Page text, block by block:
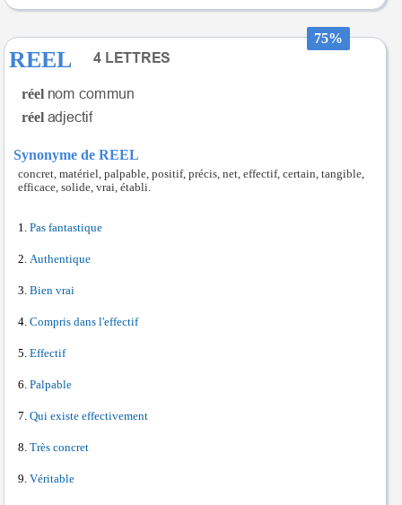
75%
REEL
réel
réel
Synonyme de REEL
concret, matériel, palpable, positif, précis, net, effectif, certain, tangible,
efficace, solide, vrai, établi.
Pas fantastique
Authentique
Bien vrai
Compris dans l'effectif
Effectif
Palpable
Qui existe effectivement
Très concret
Véritable